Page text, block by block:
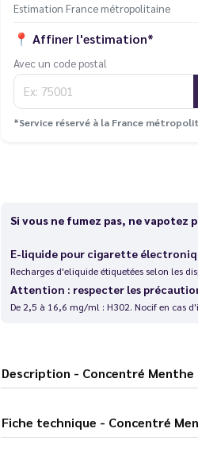
Estimation France métropolitaine
📍 Affiner l'estimation*
Avec un code postal
*Service réservé à la France
Si vous ne fumez pas, ne vapotez
E-liquide pour cigarette
Recharges d'eliquide étiquetées selon les
Attention : respecter les
De 2,5 à 16,6 mg/ml : H302. Nocif en cas
Description - Concentré
Fiche technique -